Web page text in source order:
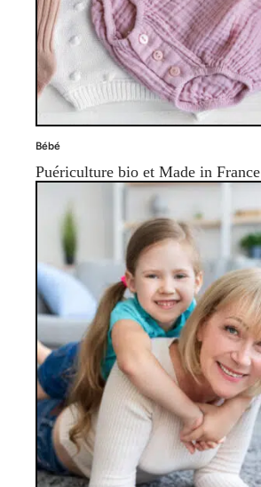
Bébé
Puériculture bio et Made in France